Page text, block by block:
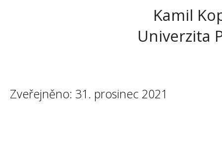
Kamil
Univerzita
Zveřejněno: 31. prosinec 2021